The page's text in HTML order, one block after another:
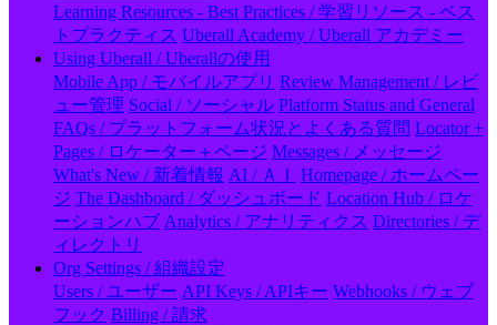
Learning Resources - Best Practices / 学習リソース - ベス
トプラクティス Uberall Academy / Uberall アカデミー
Using Uberall / Uberallの使用
Mobile App / モバイルアプリ Review Management / レビ
ュー管理 Social / ソーシャル Platform Status and General
FAQs / プラットフォーム状況とよくある質問 Locator +
Pages / ロケーター＋ページ Messages / メッセージ
What's New / 新着情報 AI / ＡＩ
Homepage / ホームペー
ジ The Dashboard / ダッシュボード Location Hub / ロケ
ーションハブ Analytics / アナリティクス Directories / デ
ィレクトリ
Org Settings / 組織設定
Users / ユーザー API Keys / APIキー Webhooks / ウェブ
フック Billing / 請求